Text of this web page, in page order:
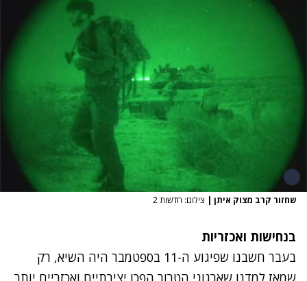
שחזור קרב מצוק איתן | צילום: חדשות 2
בנחישות ואכזריות
בעבר חשבנו שפיגוע ה-11 בספטמבר היה השיא, רק
שמאז למדנו שארגוני הטרור הפכו יצירתיים ואכזריים יותר